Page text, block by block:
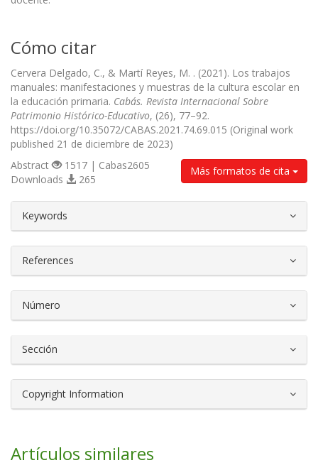
Cómo citar
Cervera Delgado, C., & Martí Reyes, M. . (2021). Los trabajos
manuales: manifestaciones y muestras de la cultura escolar en
la educación primaria. Cabás. Revista Internacional Sobre
Patrimonio Histórico-Educativo, (26), 77–92.
https://doi.org/10.35072/CABAS.2021.74.69.015 (Original work
published 21 de diciembre de 2023)
Más formatos de cita
Abstract
1517 | Cabas2605
Downloads
265
Keywords
References
Número
Sección
Copyright Information
Artículos similares